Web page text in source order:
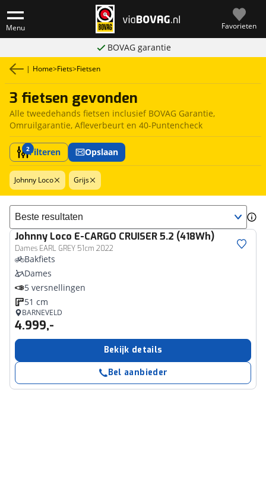
Menu Favorieten
BOVAG garantie
| Home>Fiets>Fietsen
3 fietsen gevonden
Alle tweedehands fietsen inclusief BOVAG Garantie,
Omruilgarantie, Afleverbeurt en 40-Puntencheck
2Filteren Opslaan
Johnny Loco Grijs
Sorteer resultaten
Johnny Loco E-CARGO CRUISER 5.2 (418Wh)
Dames EARL GREY 51cm 2022
Bakfiets
Dames
5 versnellingen
51 cm
BARNEVELD
4.999,-
Bekijk details
Bel aanbieder